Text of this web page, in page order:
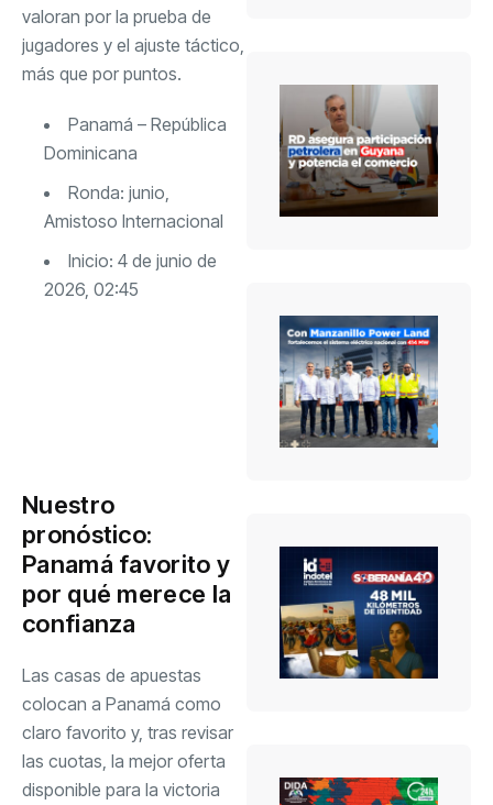
valoran por la prueba de
jugadores y el ajuste táctico,
más que por puntos.
Panamá – República
Dominicana
Ronda: junio,
Amistoso Internacional
Inicio: 4 de junio de
2026, 02:45
Nuestro
pronóstico:
Panamá favorito y
por qué merece la
confianza
Las casas de apuestas
colocan a Panamá como
claro favorito y, tras revisar
las cuotas, la mejor oferta
disponible para la victoria